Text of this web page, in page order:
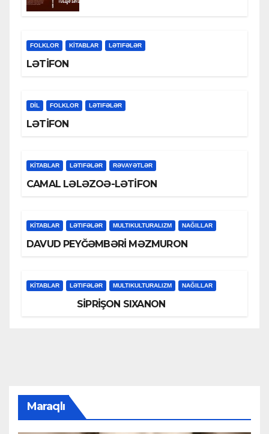
FOLKLOR KİTABLAR LƏTIFƏLƏR
LƏTİFON
DİL FOLKLOR LƏTIFƏLƏR
LƏTİFON
KİTABLAR LƏTIFƏLƏR RƏVAYƏTLƏR
CAMAL LƏLƏZOƏ-LƏTİFON
KİTABLAR LƏTIFƏLƏR MULTIKULTURALIZM NAĞILLAR
DAVUD PEYĞƏMBƏRİ MƏZMURON
KİTABLAR LƏTIFƏLƏR MULTIKULTURALIZM NAĞILLAR
SİPRİŞON SIXANON
Maraqlı